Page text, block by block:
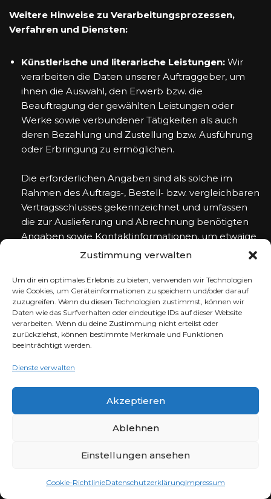
Zustimmung verwalten
Um dir ein optimales Erlebnis zu bieten, verwenden wir Technologien
wie Cookies, um Geräteinformationen zu speichern und/oder darauf
zuzugreifen. Wenn du diesen Technologien zustimmst, können wir
Daten wie das Surfverhalten oder eindeutige IDs auf dieser Website
verarbeiten. Wenn du deine Zustimmung nicht erteilst oder
zurückziehst, können bestimmte Merkmale und Funktionen
beeinträchtigt werden.
Dienste verwalten
Akzeptieren
Ablehnen
Einstellungen ansehen
Cookie-RichtlinieDatenschutzerklärungImpressum
Weitere Hinweise zu Verarbeitungsprozessen,
Verfahren und Diensten:
Künstlerische und literarische Leistungen: Wir
verarbeiten die Daten unserer Auftraggeber, um
ihnen die Auswahl, den Erwerb bzw. die
Beauftragung der gewählten Leistungen oder
Werke sowie verbundener Tätigkeiten als auch
deren Bezahlung und Zustellung bzw. Ausführung
oder Erbringung zu ermöglichen.
Die erforderlichen Angaben sind als solche im
Rahmen des Auftrags-, Bestell- bzw. vergleichbaren
Vertragsschlusses gekennzeichnet und umfassen
die zur Auslieferung und Abrechnung benötigten
Angaben sowie Kontaktinformationen, um etwaige
Rücksprachen halten zu können;
vorvertragliche Anfragen (Art. 6 Abs. 1 S. 1 lit. b)
DSGVO).
Bereitstellung des
Onlineangebotes und
Webhosting
Wir verarbeiten die Daten der Nutzer, um ihnen
unsere Online-Dienste zur Verfügung stellen zu
Adresse des Nutzers, die notwendig ist, um die Inhalte
Browser oder das Endgerät der Nutzer zu übermitteln.